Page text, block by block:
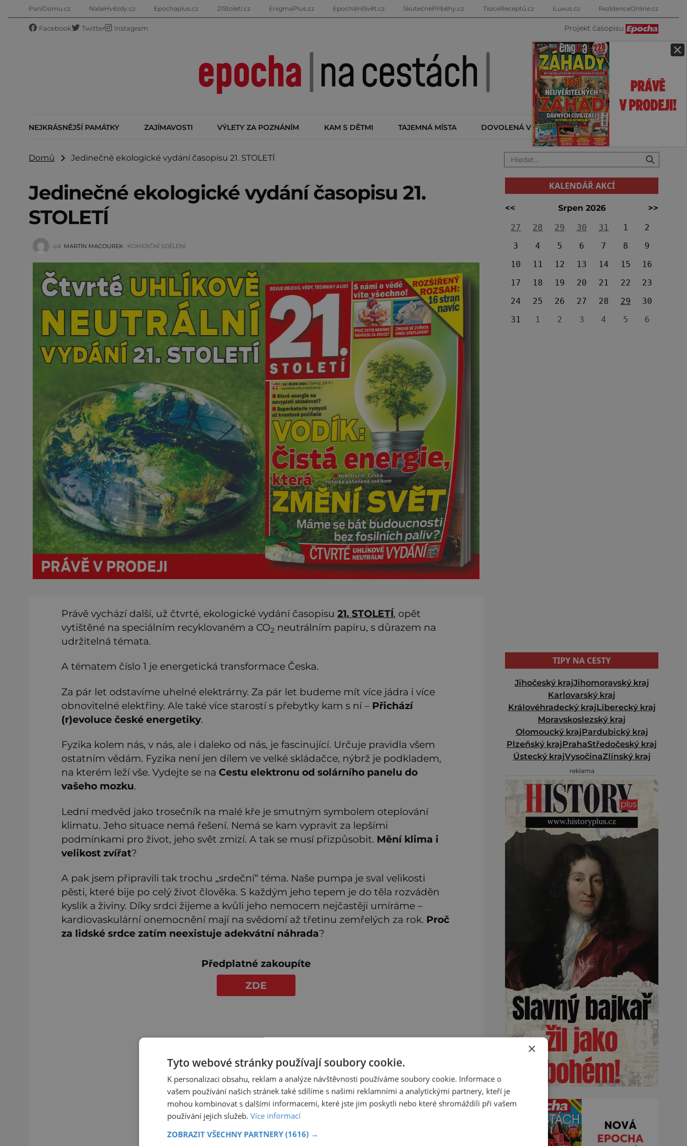
×
PaníDomu.cz NašeHvězdy.cz Epochaplus.cz 21Stoleti.cz EnigmaPlus.cz EpochálníSvět.cz SkutečnéPříběhy.cz TisíceReceptů.cz iLuxus.cz RezidenceOnline.cz
Facebook Twitter Instagram Projekt časopisu
NEJKRÁSNĚJŠÍ PAMÁTKY ZAJÍMAVOSTI VÝLETY ZA POZNÁNÍM KAM S DĚTMI TAJEMNÁ MÍSTA DOVOLENÁ V ZAHRANIČÍ KALENDÁŘ AKCÍ
Domů Jedinečné ekologické vydání časopisu 21. STOLETÍ
Jedinečné ekologické vydání časopisu 21.
STOLETÍ
od MARTIN MACOUREK KOMERČNÍ SDĚLENÍ
Právě vychází další, už čtvrté, ekologické vydání časopisu 21. STOLETÍ, opět
vytištěné na speciálním recyklovaném a CO2 neutrálním papíru, s důrazem na
udržitelná témata.
A tématem číslo 1 je energetická transformace Česka.
Za pár let odstavíme uhelné elektrárny. Za pár let budeme mít více jádra i více
obnovitelné elektřiny. Ale také více starostí s přebytky kam s ní – Přichází
(r)evoluce české energetiky.
Fyzika kolem nás, v nás, ale i daleko od nás, je fascinující. Určuje pravidla všem
ostatním vědám. Fyzika není jen dílem ve velké skládačce, nýbrž je podkladem,
na kterém leží vše. Vydejte se na Cestu elektronu od solárního panelu do
vašeho mozku.
Lední medvěd jako trosečník na malé kře je smutným symbolem oteplování
klimatu. Jeho situace nemá řešení. Nemá se kam vypravit za lepšími
podmínkami pro život, jeho svět zmizí. A tak se musí přizpůsobit. Mění klima i
velikost zvířat?
A pak jsem připravili tak trochu „srdeční“ téma. Naše pumpa je sval velikosti
pěsti, které bije po celý život člověka. S každým jeho tepem je do těla rozváděn
kyslík a živiny. Díky srdci žijeme a kvůli jeho nemocem nejčastěji umíráme –
kardiovaskulární onemocnění mají na svědomí až třetinu zemřelých za rok. Proč
za lidské srdce zatím neexistuje adekvátní náhrada?
Předplatné zakoupíte
ZDE
KALENDÁŘ AKCÍ
<< Srpen 2026
>>
27
28 29 30 31 1
2
3
4 5 6 7 8
9
10
11 12 13 14 15
16
17
18 19 20 21 22
23
24
25 26 27 28 29
30
31
1 2 3 4 5 6
TIPY NA CESTY
Jihočeský krajJihomoravský kraj
Karlovarský kraj
Královéhradecký krajLiberecký kraj
Moravskoslezský kraj
Olomoucký krajPardubický kraj
Plzeňský krajPrahaStředočeský kraj
Ústecký krajVysočinaZlínský kraj
reklama
×
Tyto webové stránky používají soubory cookie.
K personalizaci obsahu, reklam a analýze návštěvnosti používáme soubory cookie. Informace o
vašem používání našich stránek také sdílíme s našimi reklamními a analytickými partnery, kteří je
mohou kombinovat s dalšími informacemi, které jste jim poskytli nebo které shromáždili při vašem
používání jejich služeb. Více informací
ZOBRAZIT VŠECHNY PARTNERY (1616) →